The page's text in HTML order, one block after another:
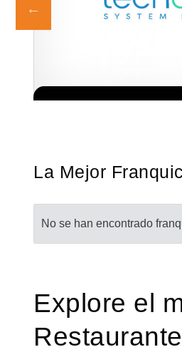
La Mejor
No se han encontrado
Explore el